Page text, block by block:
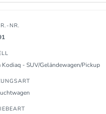
NR.
Kodiaq - SUV/Geländewagen/Pickup